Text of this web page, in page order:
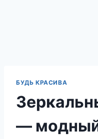
БУДЬ КРАСИВА
— модный